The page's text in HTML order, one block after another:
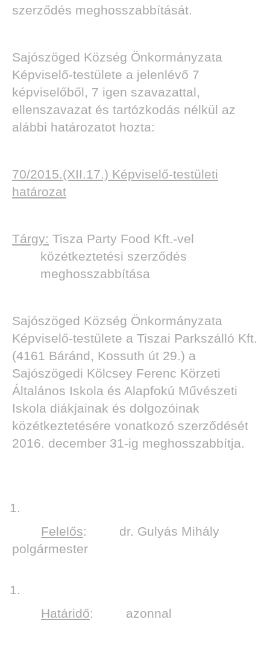
szerződés meghosszabbítását.
Sajószöged Község Önkormányzata
Képviselő-testülete a jelenlévő 7
képviselőből, 7 igen szavazattal,
ellenszavazat és tartózkodás nélkül az
alábbi határozatot hozta:
70/2015.(XII.17.) Képviselő-testületi
határozat
Tárgy: Tisza Party Food Kft.-vel
közétkeztetési szerződés
meghosszabbítása
Sajószöged Község Önkormányzata
Képviselő-testülete a Tiszai Parkszálló Kft.
(4161 Báránd, Kossuth út 29.) a
Sajószögedi Kölcsey Ferenc Körzeti
Általános Iskola és Alapfokú Művészeti
Iskola diákjainak és dolgozóinak
közétkeztetésére vonatkozó szerződését
2016. december 31-ig meghosszabbítja.
Felelős: dr. Gulyás Mihály
polgármester
Határidő: azonnal